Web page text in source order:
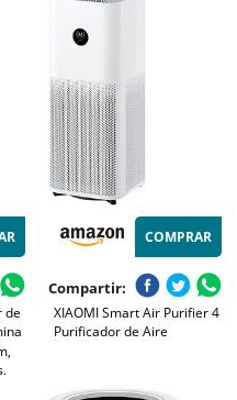
de
COMPRAR
Compartir:
XIAOMI Smart Air Purifier 4
Purificador de Aire